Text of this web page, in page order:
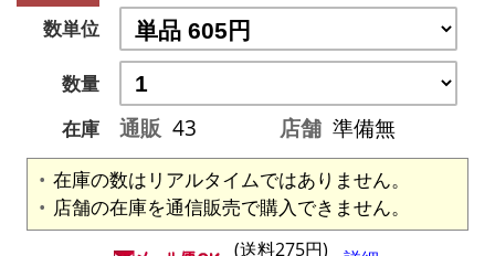
数単位
数量
在庫
通販 43 店舗 準備無
在庫の数はリアルタイムではありません。
店舗の在庫を通信販売で購入できません。
(送料275円)